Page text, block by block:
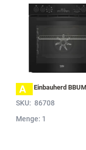
A
SKU: 86708
Menge: 1